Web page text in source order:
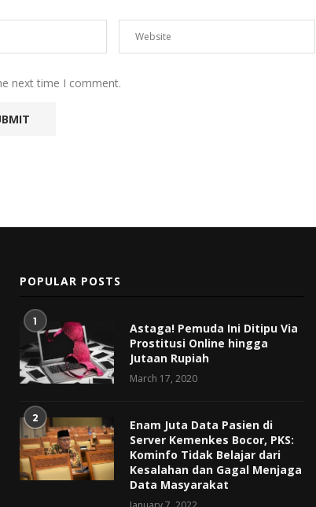
next time I comment.
POPULAR POSTS
1
Astaga! Pemuda Ini Ditipu Via
Prostitusi Online hingga
Jutaan Rupiah
March 17, 2020
2
Enam Juta Data Pasien di
Server Kemenkes Bocor, PKS:
Kominfo Tidak Belajar dari
Kesalahan dan Gagal Menjaga
Data Masyarakat